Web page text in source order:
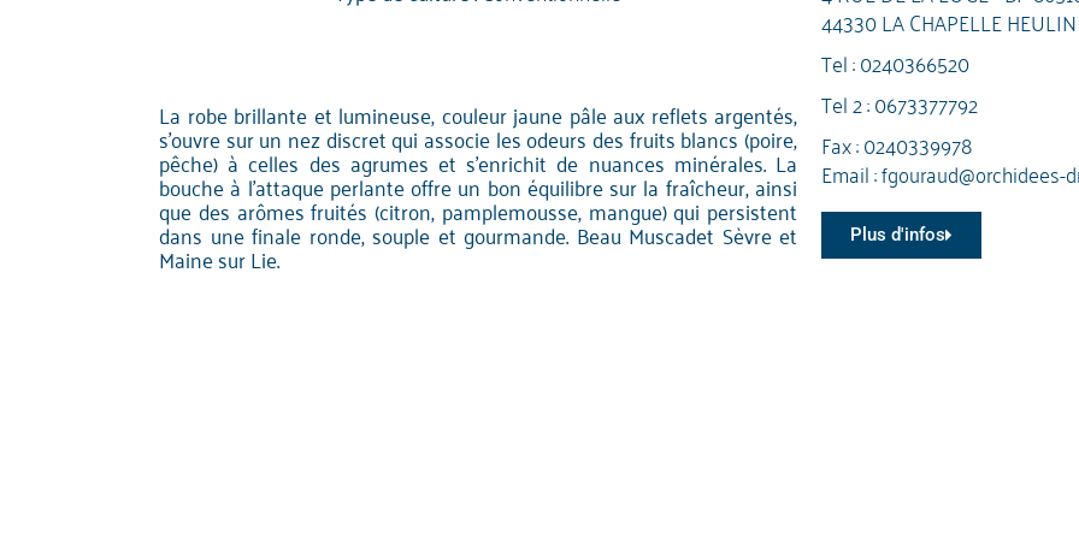
La robe brillante et lumineuse, couleur jaune pâle aux reflets argentés,
s'ouvre sur un nez discret qui associe les odeurs des fruits blancs (poire,
pêche) à celles des agrumes et s'enrichit de nuances minérales. La
bouche à l'attaque perlante offre un bon équilibre sur la fraîcheur, ainsi
que des arômes fruités (citron, pamplemousse, mangue) qui persistent
dans une finale ronde, souple et gourmande. Beau Muscadet Sèvre et
Maine sur Lie.
44330 LA CHAPELLE HEULIN
Tel :0240366520
Tel 2 :0673377792
Fax : 0240339978
Email :fgouraud@orchidees-
Plus d'infos